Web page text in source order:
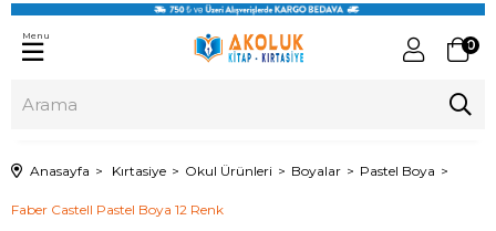
0
Menu
Anasayfa Kırtasiye Okul Ürünleri Boyalar Pastel Boya
Faber Castell Pastel Boya 12 Renk